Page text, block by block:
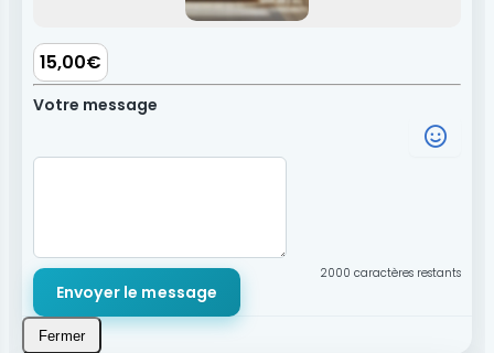
15,00€
Votre message
2000 caractères restants
Envoyer le message
Fermer